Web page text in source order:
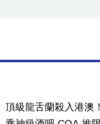
頂級龍舌蘭殺入港澳